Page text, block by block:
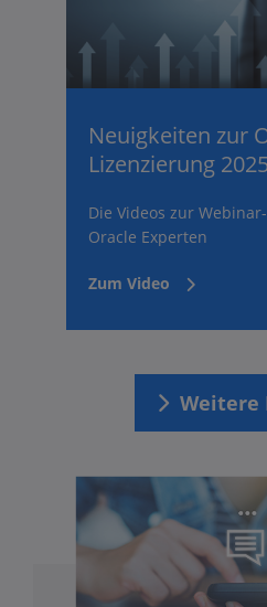
Neuigkeiten zur
Lizenzierung
Die Videos zur
Oracle Experten
Zum Video
Weitere